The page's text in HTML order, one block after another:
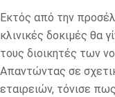
Εκτός από την
κλινικές δοκιμές θα
τους διοικητές των
Απαντώντας σε
εταιρειών, τόνισε